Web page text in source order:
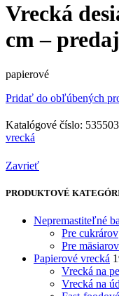
Vrecká
cm –
papierové
Pridať do obľúbených
Katalógové číslo:
vrecká
Zavrieť
PRODUKTOVÉ
Nepremastiteľné
Pre cukrárov
Pre mäsiarov
Papierové vrecká
Vrecká na
Vrecká na